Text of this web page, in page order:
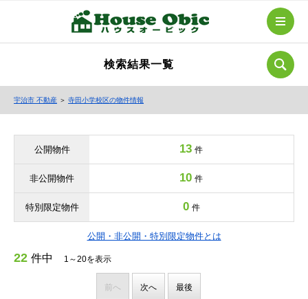
検索結果一覧
宇治市 不動産 ＞ 寺田小学校区の物件情報
公開物件 13 件
非公開物件 10 件
特別限定物件 0 件
公開・非公開・特別限定物件とは
22 件中 1～20を表示
前へ 次へ 最後